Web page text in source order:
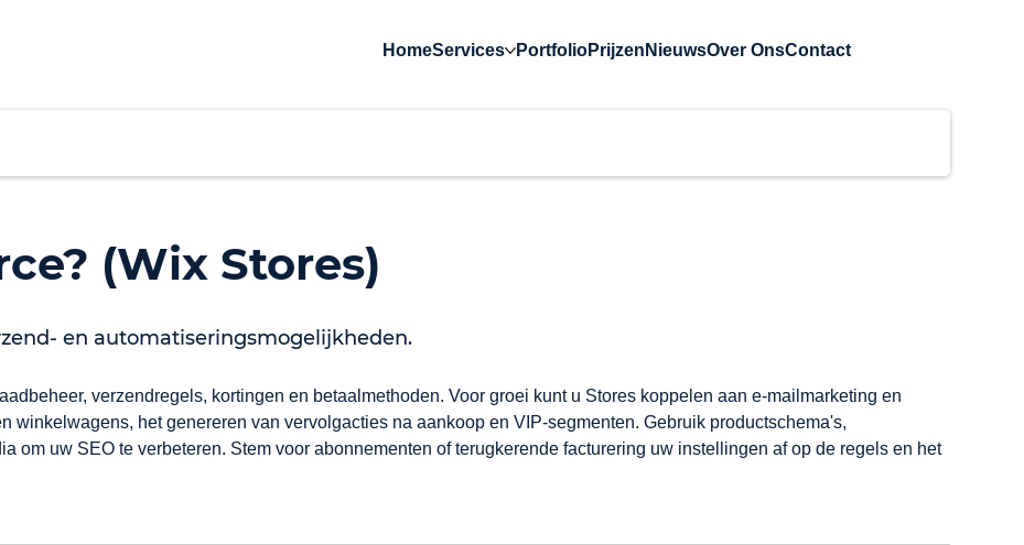
HomeServices PortfolioPrijzen NieuwsOver OnsContact
(Wix Stores)
en automatiseringsmogelijkheden.
verzendregels, kortingen en betaalmethoden. Voor groei kunt u Stores koppelen aan e-mailmarketing en
winkelwagens, het genereren van vervolgacties na aankoop en VIP-segmenten. Gebruik productschema's,
om uw SEO te verbeteren. Stem voor abonnementen of terugkerende facturering uw instellingen af op de regels en het